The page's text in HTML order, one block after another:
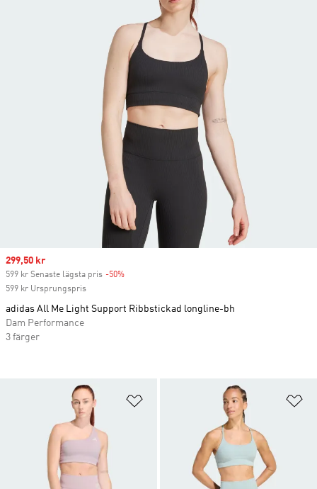
Lägg till på önskelistan
Sale price
299,50 kr
599 kr Senaste lägsta pris -50%
599 kr Ursprungspris
adidas All Me Light Support Ribbstickad longline-bh
Dam Performance
3 färger